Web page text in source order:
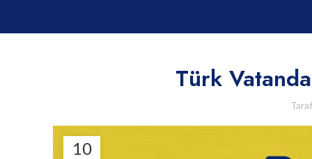
Türk
10